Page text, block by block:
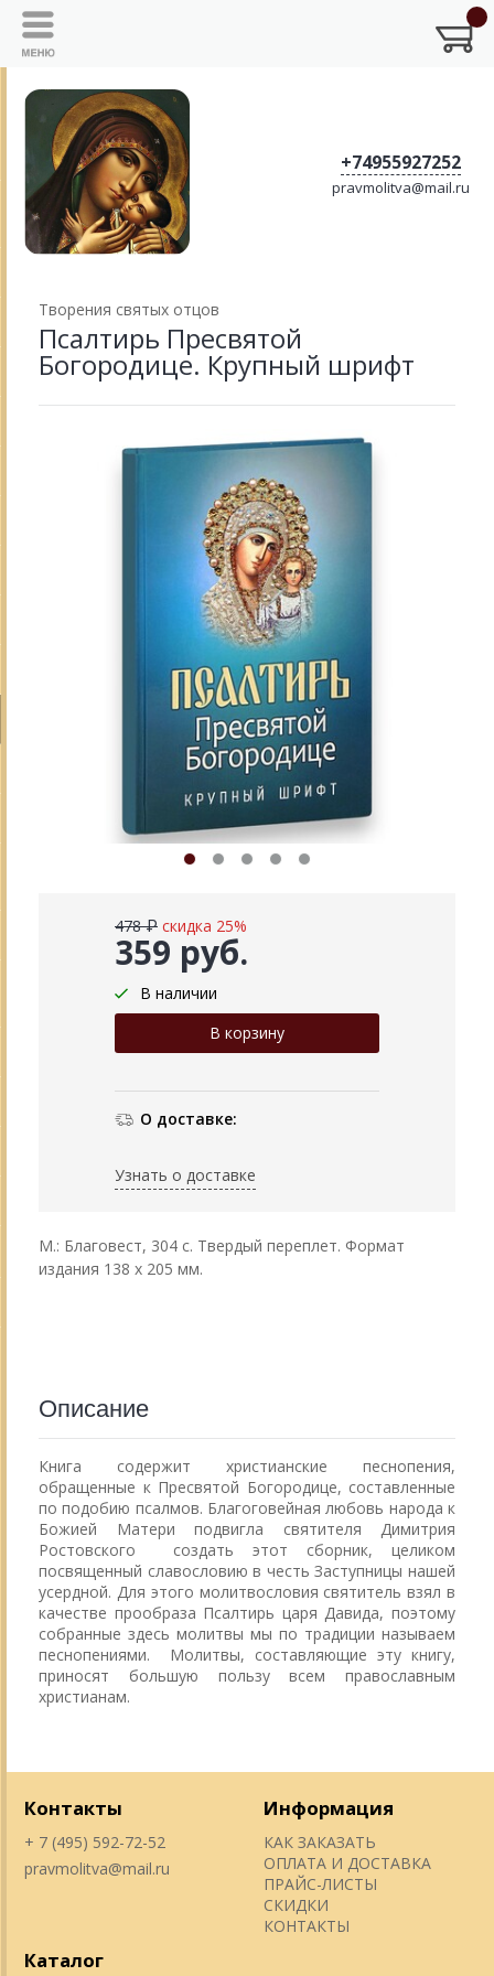
+74955927252
pravmolitva@mail.ru
Творения святых отцов
Псалтирь Пресвятой
Богородице. Крупный шрифт
359 руб.
478 ₽ скидка 25%
В наличии
О доставке:
Узнать о доставке
М.: Благовест, 304 с. Твердый переплет. Формат
издания 138 х 205 мм.
Описание
Книга содержит христианские песнопения,
обращенные к Пресвятой Богородице, составленные
по подобию псалмов. Благоговейная любовь народа к
Божией Матери подвигла святителя Димитрия
Ростовского создать этот сборник, целиком
посвященный славословию в честь Заступницы нашей
усердной. Для этого молитвословия святитель взял в
качестве прообраза Псалтирь царя Давида, поэтому
собранные здесь молитвы мы по традиции называем
песнопениями. Молитвы, составляющие эту книгу,
приносят большую пользу всем православным
христианам.
Контакты
+ 7 (495) 592-72-52
pravmolitva@mail.ru
Информация
КАК ЗАКАЗАТЬ
ОПЛАТА И ДОСТАВКА
ПРАЙС-ЛИСТЫ
СКИДКИ
КОНТАКТЫ
Каталог